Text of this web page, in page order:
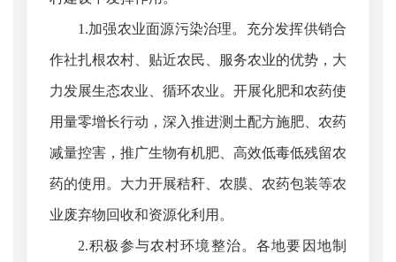
1.加强农业面源污染治理。充分发挥供销合
作社扎根农村、贴近农民、服务农业的优势，大
力发展生态农业、循环农业。开展化肥和农药使
用量零增长行动，深入推进测土配方施肥、农药
减量控害，推广生物有机肥、高效低毒低残留农
药的使用。大力开展秸秆、农膜、农药包装等农
业废弃物回收和资源化利用。
2.积极参与农村环境整治。各地要因地制